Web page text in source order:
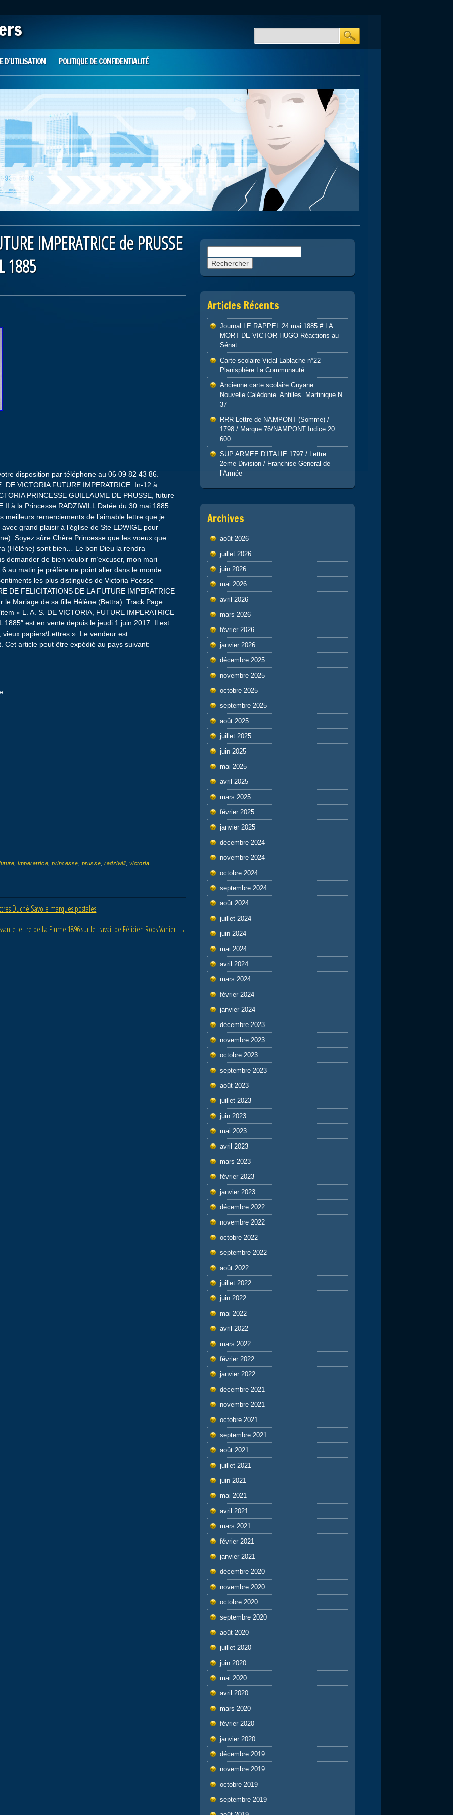
D’UTILISATION POLITIQUE DE CONFIDENTIALITÉ
IMPERATRICE de PRUSSE
1885
disposition par téléphone au 06 09 82 43 86.
DE VICTORIA FUTURE IMPERATRICE. In-12 à
PRINCESSE GUILLAUME DE PRUSSE, future
II à la Princesse RADZIWILL Datée du 30 mai 1885.
meilleurs remerciements de l’aimable lettre que je
grand plaisir à l’église de Ste EDWIGE pour
Soyez sûre Chère Princesse que les voeux que
(Hélène) sont bien… Le bon Dieu la rendra
demander de bien vouloir m’excuser, mon mari
au matin je préfère ne point aller dans le monde
les plus distingués de Victoria Pcesse
DE FELICITATIONS DE LA FUTURE IMPERATRICE
le Mariage de sa fille Hélène (Bettra). Track Page
« L. A. S. DE VICTORIA, FUTURE IMPERATRICE
1885″ est en vente depuis le jeudi 1 juin 2017. Il est
papiers\Lettres ». Le vendeur est
Cet article peut être expédié au pays suivant:
,imperatrice ,princesse prusse ,radziwill, victoria
Duché Savoie marques postales
lettre de La Plume 1896 sur le travail de Félicien Rops Vanier →
Articles Récents
Journal LE RAPPEL 24 mai 1885 # LA
MORT DE VICTOR HUGO Réactions au
Sénat
Carte scolaire Vidal Lablache n°22
Planisphère La Communauté
Ancienne carte scolaire Guyane.
Nouvelle Calédonie. Antilles. Martinique N
37
RRR Lettre de NAMPONT (Somme) /
1798 / Marque 76/NAMPONT Indice 20
600
SUP ARMEE D’ITALIE 1797 / Lettre
2eme Division / Franchise General de
l’Armée
Archives
août 2026
juillet 2026
juin 2026
mai 2026
avril 2026
mars 2026
février 2026
janvier 2026
décembre 2025
novembre 2025
octobre 2025
septembre 2025
août 2025
juillet 2025
juin 2025
mai 2025
avril 2025
mars 2025
février 2025
janvier 2025
décembre 2024
novembre 2024
octobre 2024
septembre 2024
août 2024
juillet 2024
juin 2024
mai 2024
avril 2024
mars 2024
février 2024
janvier 2024
décembre 2023
novembre 2023
octobre 2023
septembre 2023
août 2023
juillet 2023
juin 2023
mai 2023
avril 2023
mars 2023
février 2023
janvier 2023
décembre 2022
novembre 2022
octobre 2022
septembre 2022
août 2022
juillet 2022
juin 2022
mai 2022
avril 2022
mars 2022
février 2022
janvier 2022
décembre 2021
novembre 2021
octobre 2021
septembre 2021
août 2021
juillet 2021
juin 2021
mai 2021
avril 2021
mars 2021
février 2021
janvier 2021
décembre 2020
novembre 2020
octobre 2020
septembre 2020
août 2020
juillet 2020
juin 2020
mai 2020
avril 2020
mars 2020
février 2020
janvier 2020
décembre 2019
novembre 2019
octobre 2019
septembre 2019